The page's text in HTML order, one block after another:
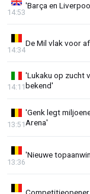
'Barça en
14:53
De Mil vlak voor
14:34
'Lukaku op zucht
bekend'
14:11
'Genk legt
Arena'
13:51
'Nieuwe
13:36